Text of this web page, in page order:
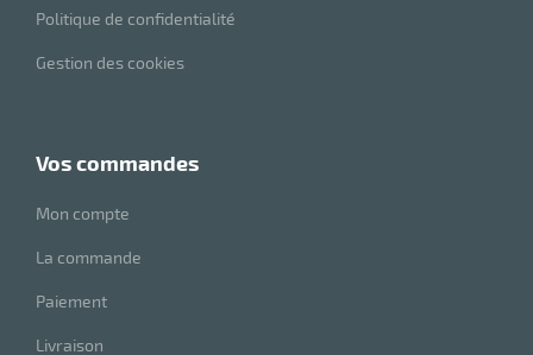
Politique de confidentialité
Gestion des cookies
vos commandes
Mon compte
La commande
Paiement
Livraison